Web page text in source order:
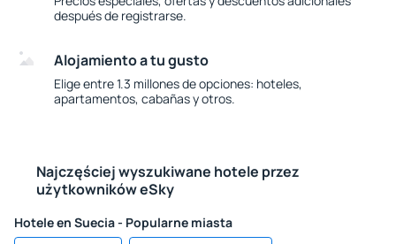
después de registrarse.
Alojamiento a tu gusto
Elige entre 1.3 millones de opciones: hoteles,
apartamentos, cabañas y otros.
Najczęściej wyszukiwane hotele przez
użytkowników eSky
Hotele en Suecia - Popularne miasta